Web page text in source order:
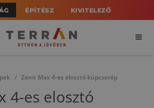
ÉPÍTÉSZ KIVITELEZŐ
Zenit Max 4-es elosztó kúpcserép
4-es elosztó